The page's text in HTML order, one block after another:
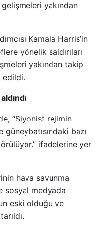
gelişmeleri yakından
Kamala Harris’in
yönelik saldırıları
yakından takip
edildi.
“Siyonist rejimin
güneybatısındaki bazı
ifadelerine yer
hava savunma
sosyal medyada
eski olduğu ve